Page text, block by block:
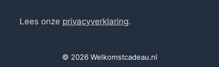
Lees onze privacyverklaring.
© 2026 Welkomstcadeau.nl